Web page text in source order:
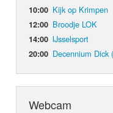
10:00 Kijk op Krimpen
12:00 Broodje LOK
14:00 IJsselsport
20:00 Decennium Dick
Webcam